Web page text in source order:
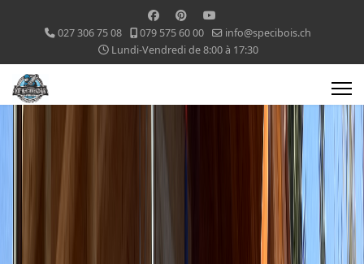
027 306 75 08 079 575 60 00
info@specibois.ch
Lundi-Vendredi de 8:00 à 17:30